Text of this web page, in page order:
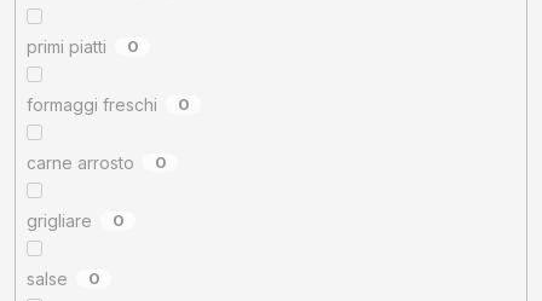
primi piatti 0
formaggi freschi 0
carne arrosto 0
grigliare 0
salse 0